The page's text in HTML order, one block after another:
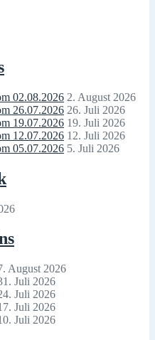
02.08.2026 2. August 2026
26.07.2026 26. Juli 2026
19.07.2026 19. Juli 2026
12.07.2026 12. Juli 2026
05.07.2026 5. Juli 2026
August 2026
Juli 2026
Juli 2026
Juli 2026
Juli 2026